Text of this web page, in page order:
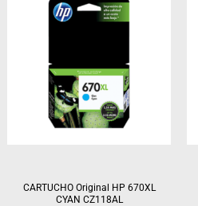
CARTUCHO Original HP 670XL
CYAN CZ118AL